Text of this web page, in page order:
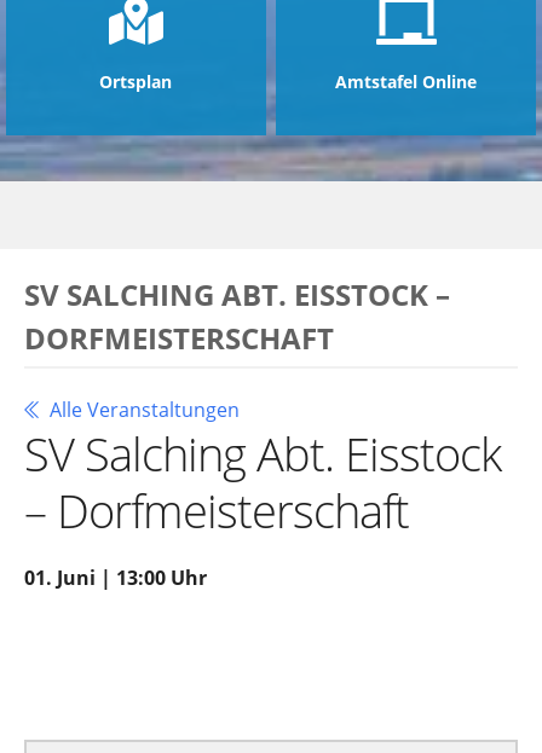
Ortsplan Amtstafel Online
SV SALCHING ABT. EISSTOCK –
DORFMEISTERSCHAFT
Alle Veranstaltungen
SV Salching Abt. Eisstock
– Dorfmeisterschaft
01. Juni | 13:00 Uhr